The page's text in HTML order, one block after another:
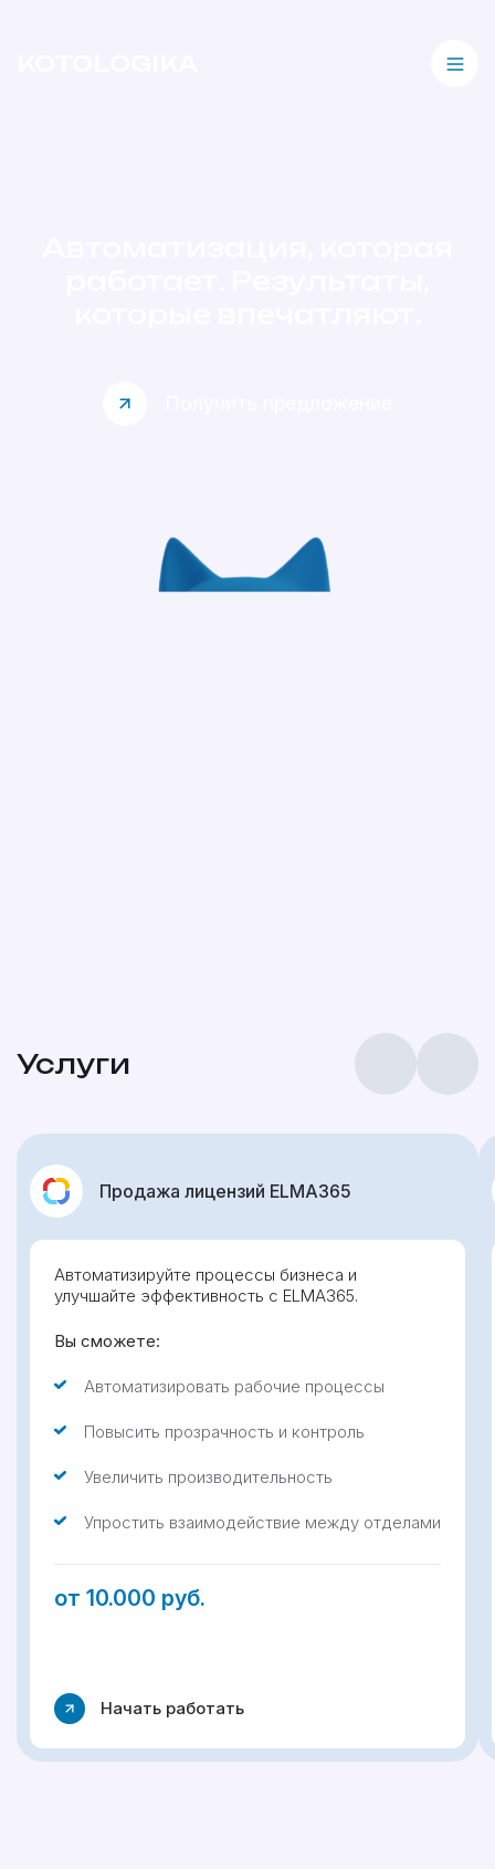
Услуги
Продажа лицензий ELMA365
Автоматизируйте процессы бизнеса и
улучшайте эффективность с ELMA365.
Вы сможете:
Автоматизировать рабочие процессы
Повысить прозрачность и контроль
Увеличить производительность
Упростить взаимодействие между отделами
от 10.000 руб.
Начать работать